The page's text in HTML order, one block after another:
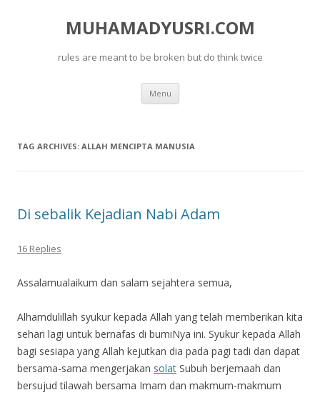
MUHAMADYUSRI.COM
rules are meant to be broken but do think twice
Menu Skip
content
TAG ARCHIVES: ALLAH MENCIPTA MANUSIA
Di sebalik Kejadian Nabi Adam
16 Replies
Assalamualaikum dan salam sejahtera semua,
Alhamdulillah syukur kepada Allah yang telah memberikan kita
sehari lagi untuk bernafas di bumiNya ini. Syukur kepada Allah
bagi sesiapa yang Allah kejutkan dia pada pagi tadi dan dapat
bersama-sama mengerjakan solat Subuh berjemaah dan
bersujud tilawah bersama Imam dan makmum-makmum